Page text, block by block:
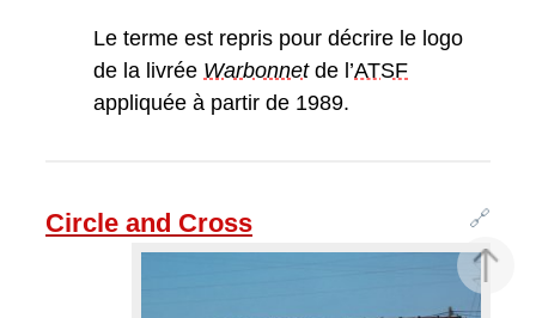
Le terme est repris pour décrire le logo
de la livrée Warbonnetde l’ATSF
appliquée à partir de 1989.
🔗
Circle and Cross